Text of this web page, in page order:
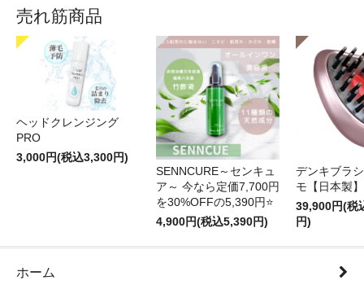
売れ筋商品
ヘッドクレンジング
PRO
3,000円(税込3,300円)
SENNCURE～センキュ
ア～ 今なら定価7,700円
を30%OFFの5,390円⭐️
4,900円(税込5,390円)
デンキブラ
モ【日本製】
39,900円(税
円)
ホーム